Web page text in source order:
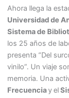
Ahora llega la
Universidad de
Sistema de
los 25 años de
presenta “Del
vinilo”. Un viaje
memoria. Una
Frecuenciayel